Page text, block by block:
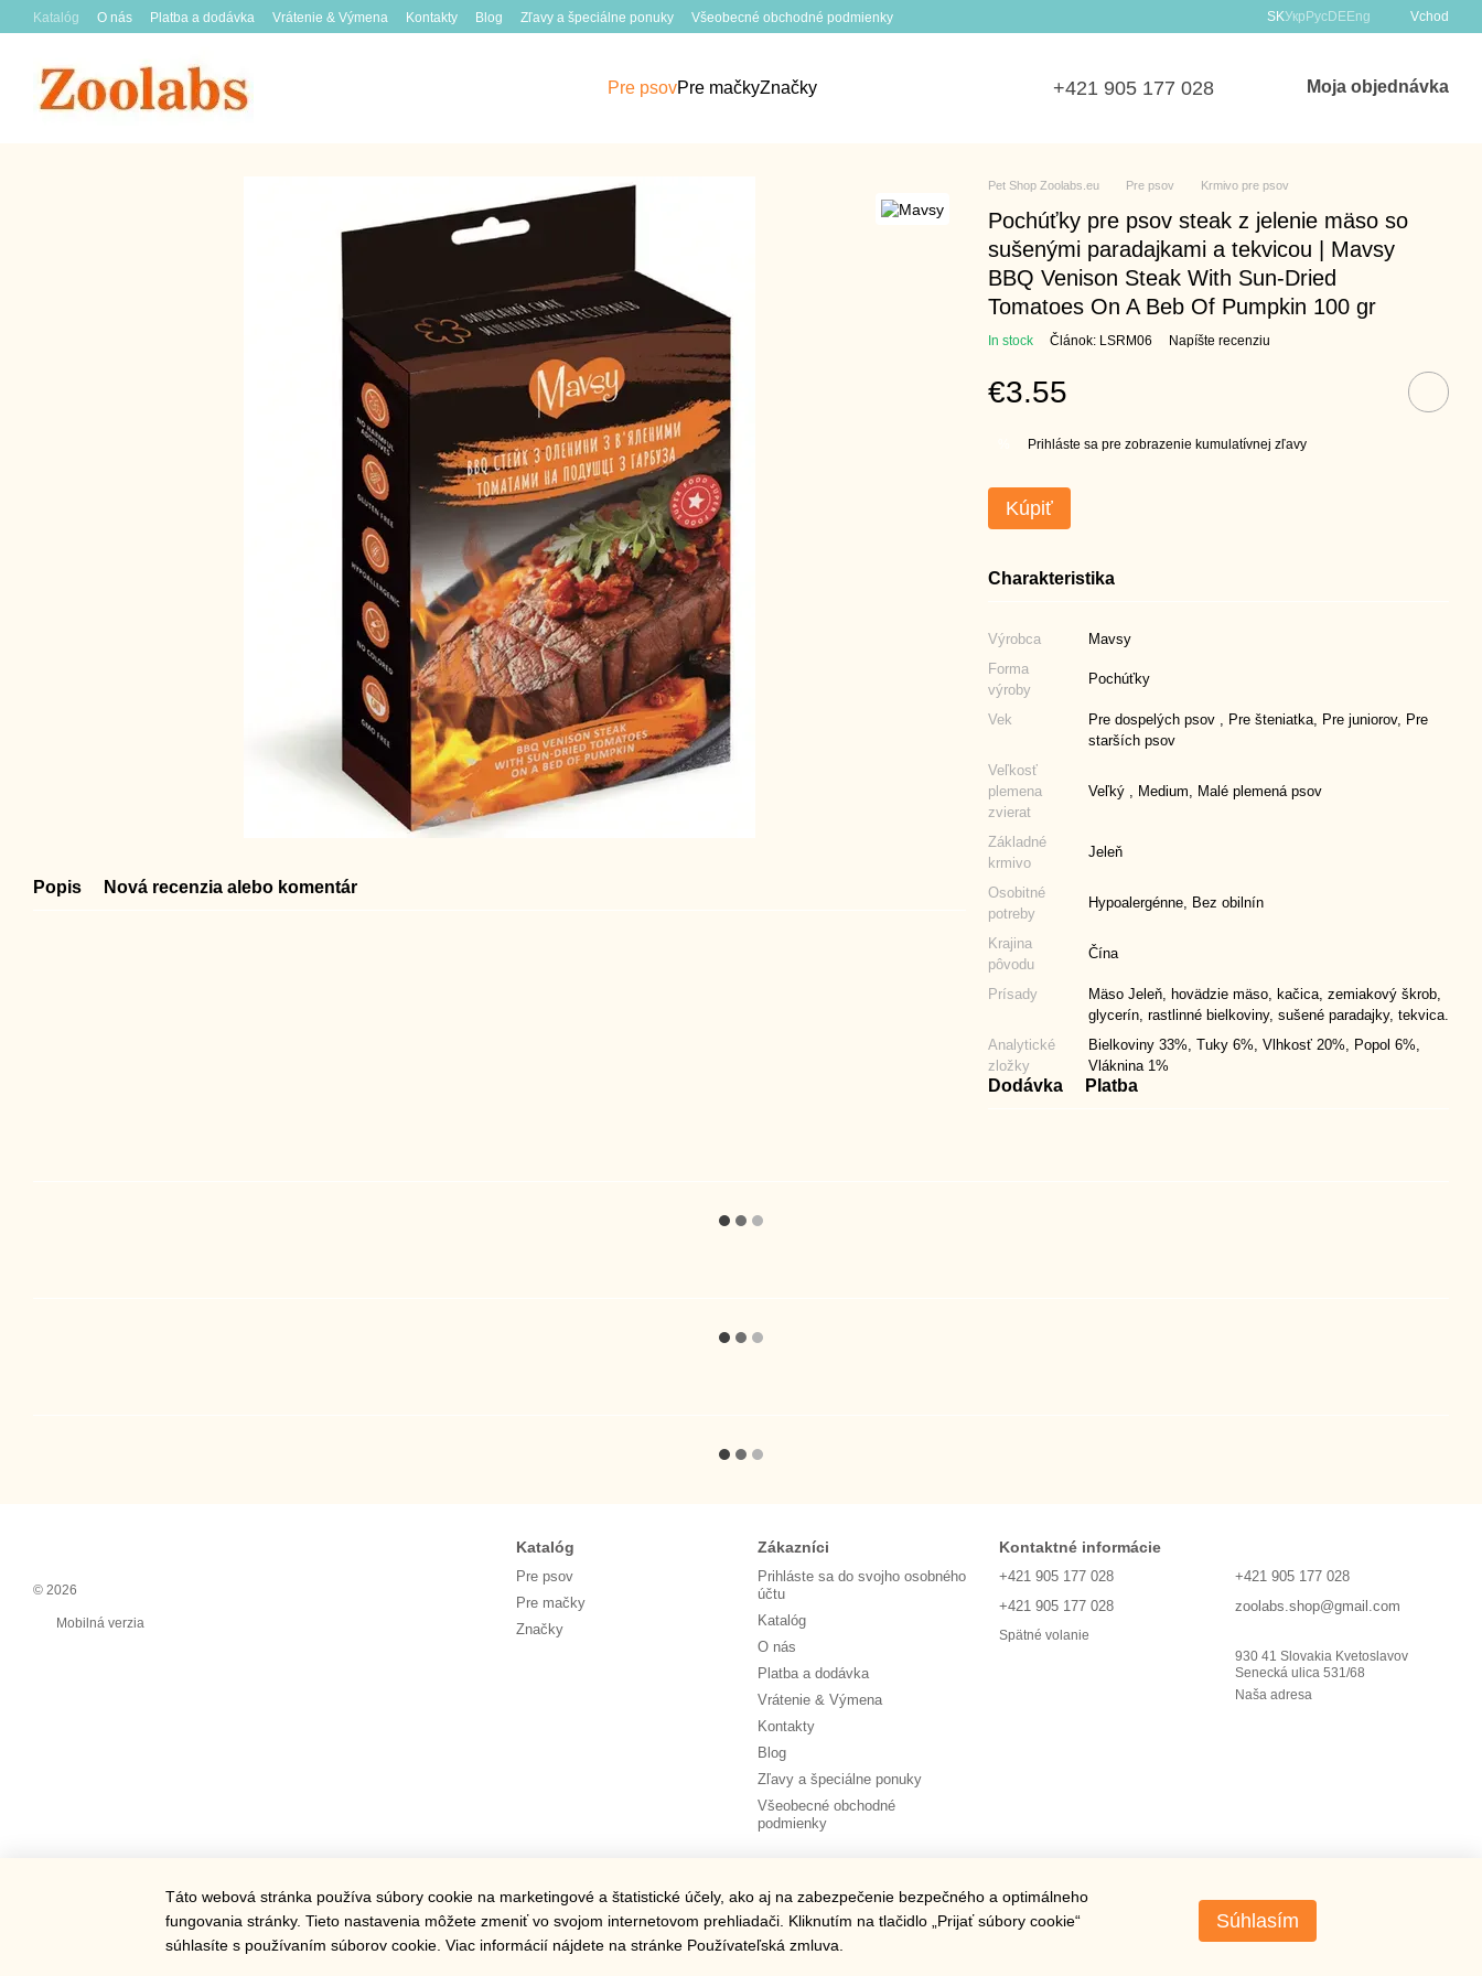
Перейти к основному контенту
Katalóg O nás Platba a dodávka Vrátenie & Výmena Kontakty Blog Zľavy a špeciálne ponuky Všeobecné obchodné podmienky SKУкр РусDEEng Vchod
Pre psovPre mačkyZnačky +421 905 177 028 Moja objednávka
Popis Nová recenzia alebo komentár
Pet Shop Zoolabs.eu Pre psov Krmivo pre psov
Pochúťky pre psov steak z jelenie mäso so
sušenými paradajkami a tekvicou | Mavsy
BBQ Venison Steak With Sun-Dried
Tomatoes On A Beb Of Pumpkin 100 gr
In stock Článok: LSRM06 Napíšte recenziu
€3.55
Prihláste sa pre zobrazenie kumulatívnej zľavy
Kúpiť
Charakteristika
Výrobca
Mavsy
Forma
výroby
Pochúťky
Vek
Pre dospelých psov , Pre šteniatka, Pre juniorov, Pre
starších psov
Veľkosť
plemena
zvierat
Veľký , Medium, Malé plemená psov
Základné
krmivo
Jeleň
Osobitné
potreby
Hypoalergénne, Bez obilnín
Krajina
pôvodu
Čína
Prísady
Mäso Jeleň, hovädzie mäso, kačica, zemiakový škrob,
glycerín, rastlinné bielkoviny, sušené paradajky, tekvica.
Analytické
zložky
Bielkoviny 33%, Tuky 6%, Vlhkosť 20%, Popol 6%,
Vláknina 1%
Dodávka Platba
© 2026
Mobilná verzia
Online store built with Horoshop
Katalóg
Pre psov
Pre mačky
Značky
Zákazníci
Prihláste sa do svojho osobného
účtu
Katalóg
O nás
Platba a dodávka
Vrátenie & Výmena
Kontakty
Blog
Zľavy a špeciálne ponuky
Všeobecné obchodné
podmienky
Kontaktné informácie
+421 905 177 028
+421 905 177 028
Spätné volanie
+421 905 177 028
zoolabs.shop@gmail.com
930 41 Slovakia Kvetoslavov
Senecká ulica 531/68
Naša adresa
Táto webová stránka používa súbory cookie na marketingové a štatistické účely, ako aj na zabezpečenie bezpečného a optimálneho
fungovania stránky. Tieto nastavenia môžete zmeniť vo svojom internetovom prehliadači. Kliknutím na tlačidlo „Prijať súbory cookie“
súhlasíte s používaním súborov cookie. Viac informácií nájdete na stránke Používateľská zmluva.
Súhlasím